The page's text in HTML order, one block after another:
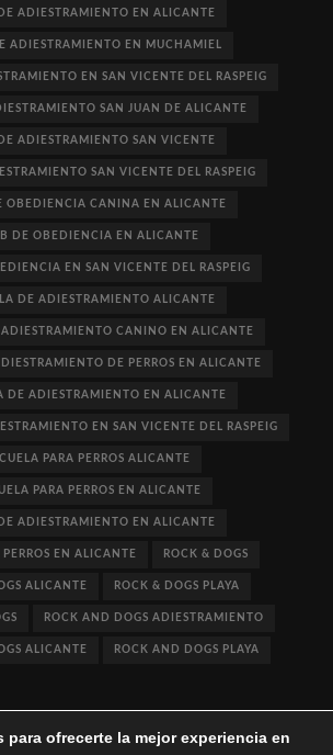
ADIESTRAMIENTO EN ALICANTE
ADIESTRAMIENTO EN MUCHAMIEL
EN SAN VICENTE DEL RASPEIG
SAN JUAN DE ALICANTE
ADIESTRAMIENTO SAN VICENTE
SAN VICENTE DEL RASPEIG
OBEDIENCIA CANINA EN ALICANTE
DE OBEDIENCIA EN ALICANTE
EN SAN VICENTE DEL RASPEIG
DE ADIESTRAMIENTO ALICANTE
ADIESTRAMIENTO CANINO EN ALICANTE
DE PERROS EN ALICANTE
DE ADIESTRAMIENTO EN ALICANTE
EN SAN VICENTE DEL RASPEIG
PARA PERROS ALICANTE
PARA PERROS EN ALICANTE
ADIESTRAMIENTO EN ALICANTE
PERROS EN ALICANTE ROCK & DOGS
ALICANTE ROCK & DOGS PLAYA
ROCK AND DOGS ADIESTRAMIENTO
ALICANTE ROCK AND DOGS PLAYA
para ofrecerte la mejor experiencia en